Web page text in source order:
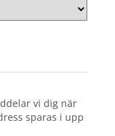
vi dig när
sparas i upp